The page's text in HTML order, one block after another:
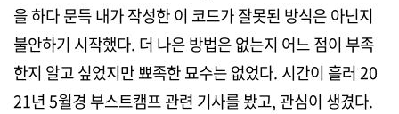
을 하다 문득 내가 작성한 이 코드가 잘못된 방식은 아닌지
불안하기 시작했다. 더 나은 방법은 없는지 어느 점이 부족
한지 알고 싶었지만 뾰족한 묘수는 없었다. 시간이 흘러 20
21년 5월경 부스트캠프 관련 기사를 봤고, 관심이 생겼다.